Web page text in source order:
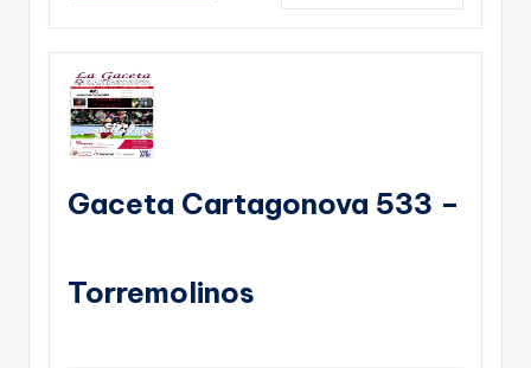
Gaceta Cartagonova 533 –
Torremolinos